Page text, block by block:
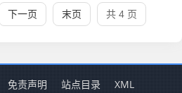
下一页 末页 共 4 页
免责声明 站点目录 XML